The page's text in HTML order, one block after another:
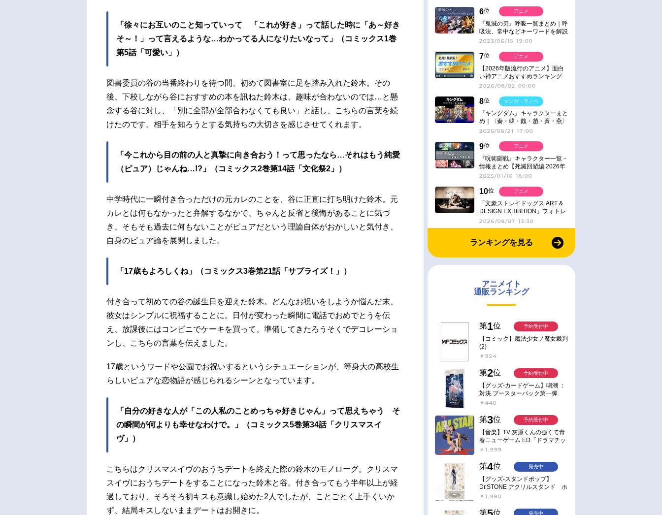
「徐々にお互いのこと知っていって 「これが好き」って話した時に「あ～好き
そ～！」って言えるような…わかってる人になりたいなって」（コミックス1巻
第5話「可愛い」）
図書委員の谷の当番終わりを待つ間、初めて図書室に足を踏み入れた鈴木。その
後、下校しながら谷におすすめの本を訊ねた鈴木は、趣味が合わないのでは…と懸
念する谷に対し、「別に全部が全部合わなくても良い」と話し、こちらの言葉を続
けたのです。相手を知ろうとする気持ちの大切さを感じさせてくれます。
「今これから目の前の人と真摯に向き合おう！って思ったなら…それはもう純愛
（ピュア）じゃんね…!?」（コミックス2巻第14話「文化祭2」）
中学時代に一瞬付き合っただけの元カレのことを、谷に正直に打ち明けた鈴木。元
カレとは何もなかったと弁解するなかで、ちゃんと反省と後悔があることに気づ
き、そもそも過去に何もないことがピュアだという理論自体がおかしいと気付き、
自身のピュア論を展開しました。
「17歳もよろしくね」（コミックス3巻第21話「サプライズ！」）
付き合って初めての谷の誕生日を迎えた鈴木。どんなお祝いをしようか悩んだ末、
彼女はシンプルに祝福することに。日付が変わった瞬間に電話でおめでとうを伝
え、放課後にはコンビニでケーキを買って、準備してきたろうそくでデコレーショ
ンし、こちらの言葉を伝えました。
17歳というワードや公園でお祝いするというシチュエーションが、等身大の高校生
らしいピュアな恋物語が感じられるシーンとなっています。
「自分の好きな人が「この人私のことめっちゃ好きじゃん」って思えちゃう そ
の瞬間が何よりも幸せなわけで。」（コミックス5巻第34話「クリスマスイ
ヴ」）
こちらはクリスマスイヴのおうちデートを終えた際の鈴木のモノローグ。クリスマ
スイヴにおうちデートをすることになった鈴木と谷。付き合ってもう半年以上が経
過しており、そろそろ初キスも意識し始めた2人でしたが、ことごとく上手くいか
ず、結局キスしないままデートはお開きに。
6位
『鬼滅の刃』呼吸一覧まとめ｜呼
吸法、常中などキーワードを解説
2023/06/15 19:00
アニメ
7位
【2026年版流行のアニメ】面白
い神アニメおすすめランキング
【名作・話題作】｜ジャンル別人
2026/08/02 00:00
アニメ
8位
『キングダム』キャラクターまと
め｜〈秦・韓・魏・趙・斉・燕〉
2025/08/21 17:00
マンガ・ラノベ
9位
『呪術廻戦』キャラクター一覧・
情報まとめ【死滅回游編 2026年
1月放送】
2025/01/16 18:00
アニメ
10位
「文豪ストレイドッグス ART &
DESIGN EXHIBITION」フォトレ
ポート
2026/08/07 13:30
アニメ
ランキングを見る
アニメイト
通販ランキング
第1位
【コミック】魔法少女ノ魔女裁判
(2)
￥924
予約受付中
第2位
【グッズ-カードゲーム】鳴潮 ：
対決 ブースターパック第一弾
【ポイント2倍】
￥440
予約受付中
第3位
【音楽】TV 灰原くんの強くて青
春ニューゲーム ED「ドラマチッ
ク逃避行」収録シングル AIM
￥1,999
予約受付中
第4位
【グッズ-スタンドポップ】
Dr.STONE アクリルスタンド ホ
ワイマンといっしょver. スタン
￥1,980
発売中
第 位 発売中